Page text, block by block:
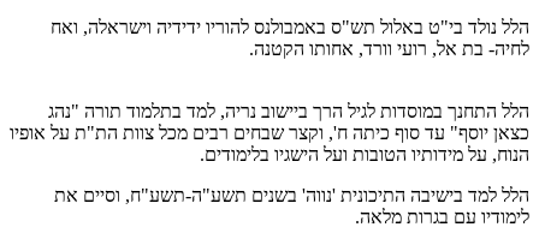
הלל נולד בי"ט באלול תש"ס באמבולנס להוריו ידידיה וישראלה, ואח
לחיה- בת אל, רועי וורד, אחותו הקטנה.
הלל התחנך במוסדות לגיל הרך ביישוב נריה, למד בתלמוד תורה "נהג
כצאן יוסף" עד סוף כיתה ח', וקצר שבחים רבים מכל צוות הת"ת על אופיו
הנוח, על מידותיו הטובות ועל הישגיו בלימודים.
הלל למד בישיבה התיכונית 'נווה' בשנים תשע"ה-תשע"ח, וסיים את
לימודיו עם בגרות מלאה.